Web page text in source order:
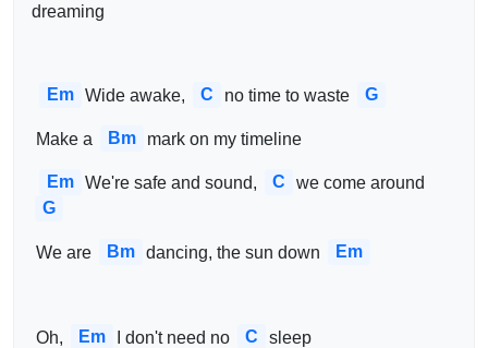
dreaming
Em Wide awake, C no time to waste G
Make a Bm mark on my timeline
Em We're safe and sound, C
we come around
G
We are Bm dancing, the sun down Em
Oh, Em I don't need no C sleep